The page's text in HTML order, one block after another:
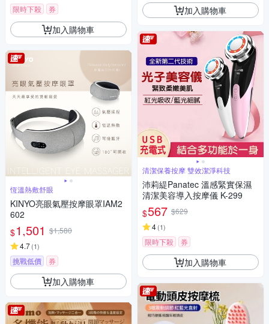
限時下殺 券
加入購物車
恆溫熱敷舒眼
KINYO亮眼氣壓按摩眼罩IAM2
602
$1,501 $1,580
4.7(1)
挑戰低價 券
加入購物車
加入購物車
清潔保養按摩 雙效潔淨科技
沛莉緹Panatec 溫感緊實保濕
清潔美容導入按摩儀 K-299
$567 $629
4(1)
限時下殺 券
加入購物車